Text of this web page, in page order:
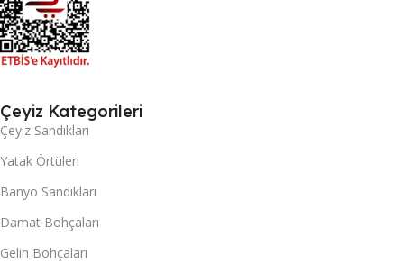
Çeyiz Kategorileri
Çeyiz Sandıkları
Yatak Örtüleri
Banyo Sandıkları
Damat Bohçaları
Gelin Bohçaları